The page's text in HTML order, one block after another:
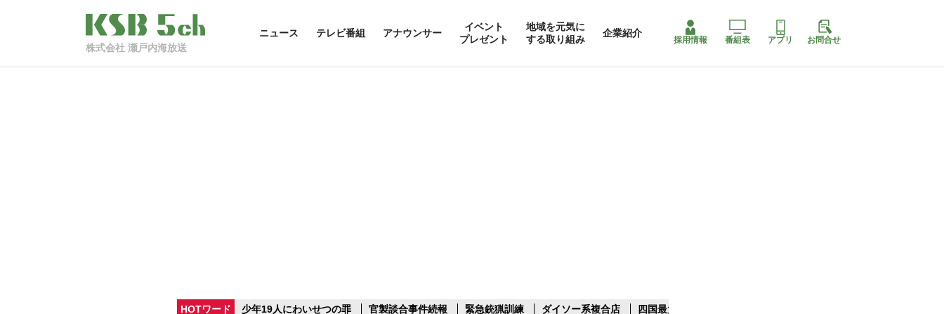
株式会社 瀬戸内海放送
ニュース テレビ番組 アナウンサー
イベント
プレゼント
地域を元気に
する取り組み
企業紹介
採用情報 番組表 アプリ お問合せ
HOTワード 少年19人にわいせつの罪 官製談合事件続報 緊急銃猟訓練 ダイソー系複合店 四国最大スリコ